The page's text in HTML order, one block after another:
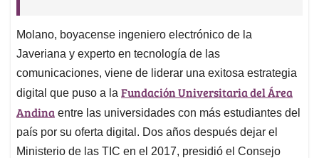
Molano, boyacense ingeniero electrónico de la
Javeriana y experto en tecnología de las
comunicaciones, viene de liderar una exitosa estrategia
digital que puso a la Fundación Universitaria del Área
Andina entre las universidades con más estudiantes del
país por su oferta digital. Dos años después dejar el
Ministerio de las TIC en el 2017, presidió el Consejo